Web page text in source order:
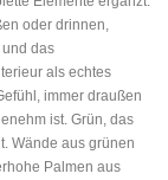
oder drinnen,
das
als echtes
immer draußen
ist. Grün, das
Wände aus grünen
Palmen aus